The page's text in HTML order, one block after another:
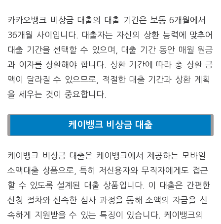
카카오뱅크 비상금 대출의 대출 기간은 보통 6개월에서
36개월 사이입니다. 대출자는 자신의 상환 능력에 맞추어
대출 기간을 선택할 수 있으며, 대출 기간 동안 매월 원금
과 이자를 상환해야 합니다. 상환 기간에 따라 총 상환 금
액이 달라질 수 있으므로, 적절한 대출 기간과 상환 계획
을 세우는 것이 중요합니다.
케이뱅크 비상금 대출
케이뱅크 비상금 대출은 케이뱅크에서 제공하는 모바일
소액대출 상품으로, 특히 저신용자와 무직자에게도 접근
할 수 있도록 설계된 대출 상품입니다. 이 대출은 간편한
신청 절차와 신속한 심사 과정을 통해 소액의 자금을 신
속하게 지원받을 수 있는 특징이 있습니다. 케이뱅크의